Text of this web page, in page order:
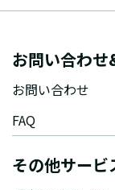
お問い合わせ
お問い合わせ
FAQ
その他サービ